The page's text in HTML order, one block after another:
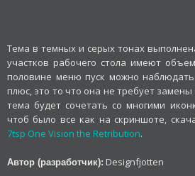
Тема в темных и серых тонах
участков рабочего стола имеют
половине меню пуск можно
плюс, это то что она не требует
тема будет сочетать со многими
чтоб было все как на скриншоте,
7tsp One Vision the Retribution.
Автор (разработчик): Designfjotten